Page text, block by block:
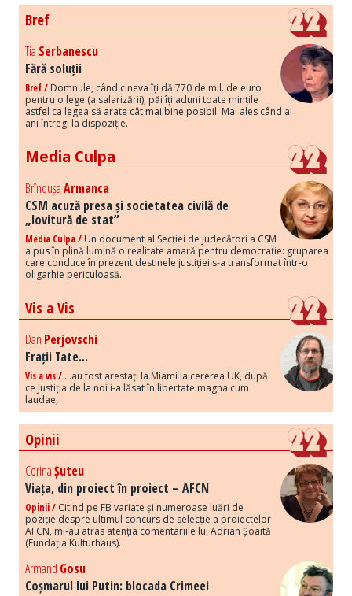
Bref
Tia Serbanescu
Fără soluții
Bref / Domnule, când cineva îți dă 770 de mil. de euro
pentru o lege (a salarizării), păi îți aduni toate mințile
astfel ca legea să arate cât mai bine posibil. Mai ales când ai
ani întregi la dispoziție.
Media Culpa
BrîndușaArmanca
CSM acuză presa și societatea civilă de
„lovitură de stat”
Media Culpa / Un document al Secției de judecători a CSM
a pus în plină lumină o realitate amară pentru democrație: gruparea
care conduce în prezent destinele justiției s-a transformat într-o
oligarhie periculoasă.
Vis a Vis
Dan Perjovschi
Frații Tate...
Vis a vis / ...au fost arestați la Miami la cererea UK, după
ce Justiția de la noi i-a lăsat în libertate magna cum
laudae,
Opinii
CorinaȘuteu
Viața, din proiect în proiect – AFCN
Opinii / Citind pe FB variate și numeroase luări de
poziție despre ultimul concurs de selecție a proiectelor
AFCN, mi-au atras atenția comentariile lui Adrian Șoaită
(Fundația Kulturhaus).
Armand Gosu
Coșmarul lui Putin: blocada Crimeei